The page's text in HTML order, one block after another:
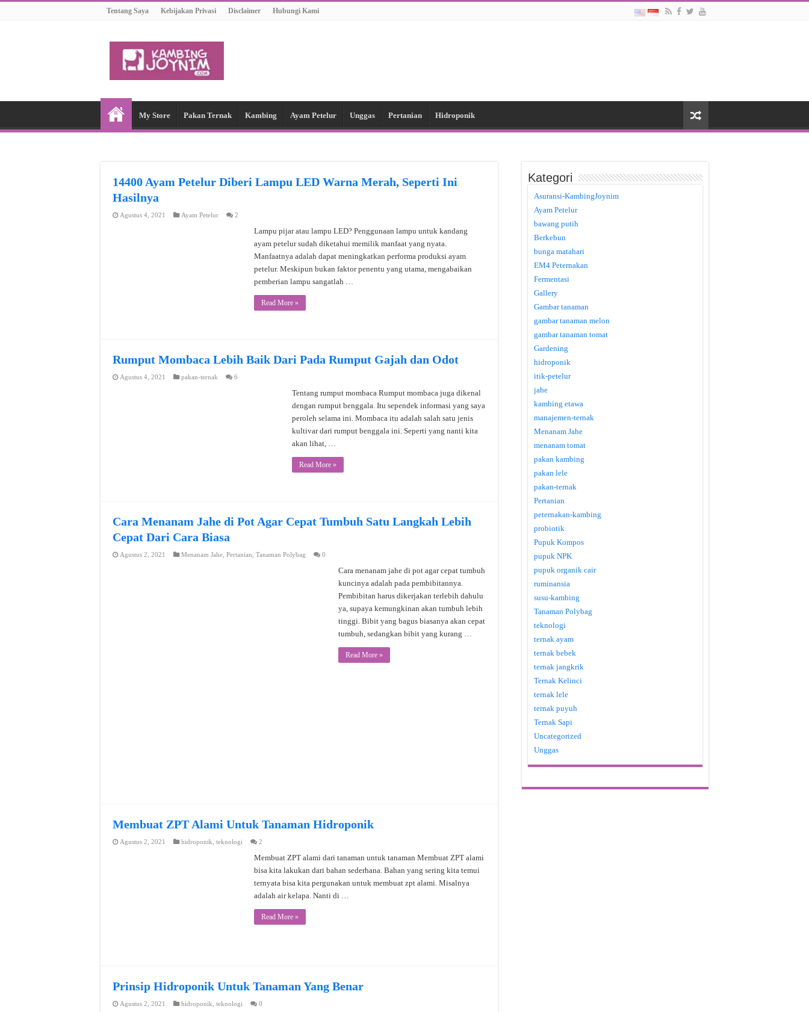
Tentang Saya Kebijakan Privasi Disclaimer Hubungi Kami
My Store Pakan Ternak Kambing Ayam Petelur Unggas Pertanian Hidroponik
14400 Ayam Petelur Diberi Lampu LED Warna Merah, Seperti Ini
Hasilnya
Agustus 4, 2021 Ayam Petelur 2
Lampu pijar atau lampu LED? Penggunaan lampu untuk kandang
ayam petelur sudah diketahui memilik manfaat yang nyata.
Manfaatnya adalah dapat meningkatkan performa produksi ayam
petelur. Meskipun bukan faktor penentu yang utama, mengabaikan
pemberian lampu sangatlah …
Read More »
Rumput Mombaca Lebih Baik Dari Pada Rumput Gajah dan Odot
Agustus 4, 2021 pakan-ternak 6
Tentang rumput mombaca Rumput mombaca juga dikenal
dengan rumput benggala. Itu sependek informasi yang saya
peroleh selama ini. Mombaca itu adalah salah satu jenis
kultivar dari rumput benggala ini. Seperti yang nanti kita
akan lihat, …
Read More »
Cara Menanam Jahe di Pot Agar Cepat Tumbuh Satu Langkah Lebih
Cepat Dari Cara Biasa
Agustus 2, 2021 Menanam Jahe Pertanian Tanaman Polybag 0
Cara menanam jahe di pot agar cepat tumbuh
kuncinya adalah pada pembibitannya.
Pembibitan harus dikerjakan terlebih dahulu
ya, supaya kemungkinan akan tumbuh lebih
tinggi. Bibit yang bagus biasanya akan cepat
tumbuh, sedangkan bibit yang kurang …
Read More »
Membuat ZPT Alami Untuk Tanaman Hidroponik
Agustus 2, 2021 hidroponik teknologi 2
Membuat ZPT alami dari tanaman untuk tanaman Membuat ZPT alami
bisa kita lakukan dari bahan sederhana. Bahan yang sering kita temui
ternyata bisa kita pergunakan untuk membuat zpt alami. Misalnya
adalah air kelapa. Nanti di …
Read More »
Prinsip Hidroponik Untuk Tanaman Yang Benar
Agustus 2, 2021 hidroponik teknologi 0
Kategori
Asuransi-KambingJoynim
Ayam Petelur
bawang putih
Berkebun
bunga matahari
EM4 Peternakan
Fermentasi
Gallery
Gambar tanaman
gambar tanaman melon
gambar tanaman tomat
Gardening
hidroponik
itik-petelur
jahe
kambing etawa
manajemen-ternak
Menanam Jahe
menanam tomat
pakan kambing
pakan lele
pakan-ternak
Pertanian
peternakan-kambing
probiotik
Pupuk Kompos
pupuk NPK
pupuk organik cair
ruminansia
susu-kambing
Tanaman Polybag
teknologi
ternak ayam
ternak bebek
ternak jangkrik
Ternak Kelinci
ternak lele
ternak puyuh
Ternak Sapi
Uncategorized
Unggas